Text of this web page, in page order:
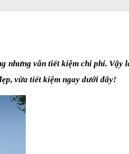
nhưng vẫn tiết kiệm chi phí. Vậy
vừa tiết kiệm ngay dưới đây!